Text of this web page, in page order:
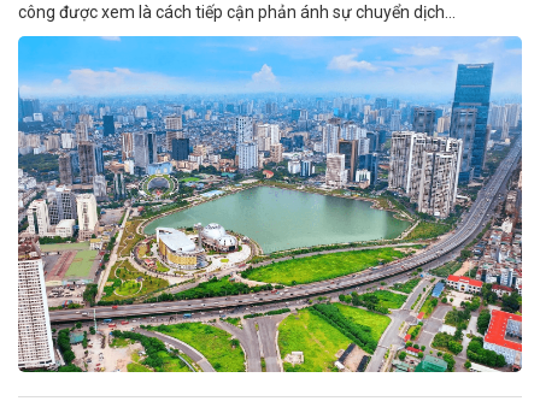
công được xem là cách tiếp cận phản ánh sự chuyển dịch...